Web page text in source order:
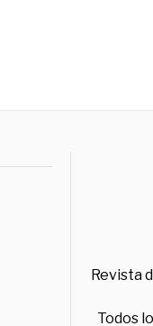
Revista
Todos